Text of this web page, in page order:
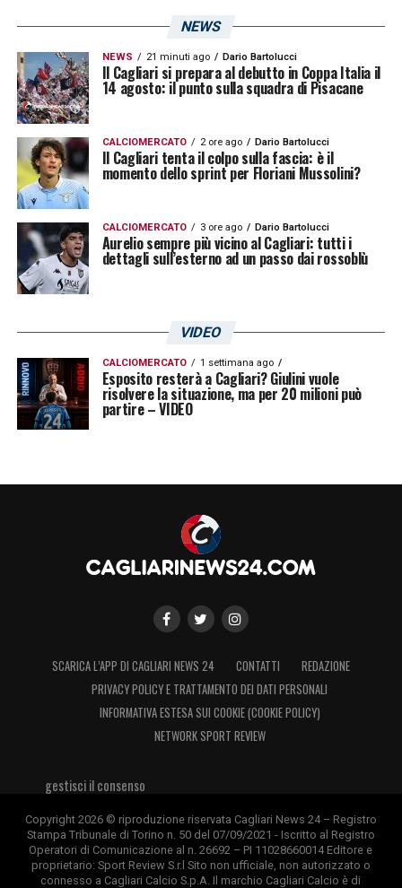
NEWS
NEWS 21 minuti ago Dario Bartolucci
Il Cagliari si prepara al debutto in Coppa Italia il
14 agosto: il punto sulla squadra di Pisacane
CALCIOMERCATO 2 ore ago Dario Bartolucci
Il Cagliari tenta il colpo sulla fascia: è il
momento dello sprint per Floriani Mussolini?
CALCIOMERCATO 3 ore ago Dario Bartolucci
Aurelio sempre più vicino al Cagliari: tutti i
dettagli sull’esterno ad un passo dai rossoblù
VIDEO
CALCIOMERCATO 1 settimana ago
Esposito resterà a Cagliari? Giulini vuole
risolvere la situazione, ma per 20 milioni può
partire – VIDEO
SCARICA L’APP DI CAGLIARI NEWS 24 CONTATTI
REDAZIONE
PRIVACY POLICY E TRATTAMENTO DEI DATI PERSONALI
INFORMATIVA ESTESA SUI COOKIE (COOKIE POLICY)
NETWORK SPORT REVIEW
gestisci il consenso
Copyright 2026 © riproduzione riservata Cagliari News 24 – Registro
Stampa Tribunale di Torino n. 50 del 07/09/2021 - Iscritto al Registro
Operatori di Comunicazione al n. 26692 – PI 11028660014 Editore e
proprietario: Sport Review S.r.l Sito non ufficiale, non autorizzato o
connesso a Cagliari Calcio S.p.A. Il marchio Cagliari Calcio è di